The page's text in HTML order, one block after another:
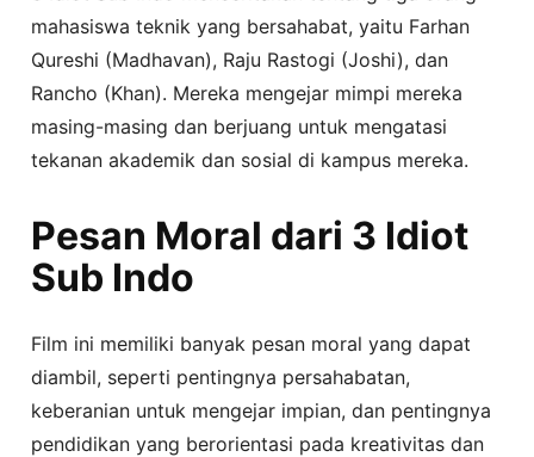
mahasiswa teknik yang bersahabat, yaitu Farhan
Qureshi (Madhavan), Raju Rastogi (Joshi), dan
Rancho (Khan). Mereka mengejar mimpi mereka
masing-masing dan berjuang untuk mengatasi
tekanan akademik dan sosial di kampus mereka.
Pesan Moral dari 3 Idiot
Sub Indo
Film ini memiliki banyak pesan moral yang dapat
diambil, seperti pentingnya persahabatan,
keberanian untuk mengejar impian, dan pentingnya
pendidikan yang berorientasi pada kreativitas dan